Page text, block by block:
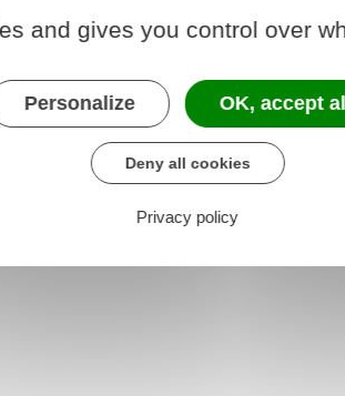
– Gratuit - Buvette
and gives you control over
Personalize OK, accept all
Deny all cookies
Privacy policy